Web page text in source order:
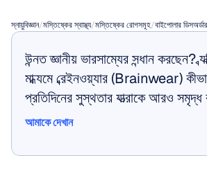
স্নায়ুবিজ্ঞান/মস্তিষ্কের স্বাস্থ্য/মস্তিষ্কের রোগসমূহ/বাইপোলার ডিসঅর্ডার
উন্নত জ্ঞানীয় ভারসাম্যের সন্ধান করছেন?
মাধ্যমে ব্রেইনওয়্যার (Brainwear)
প্রতিদিনের সুস্থতার যাত্রাকে আরও
আমাকে দেখান